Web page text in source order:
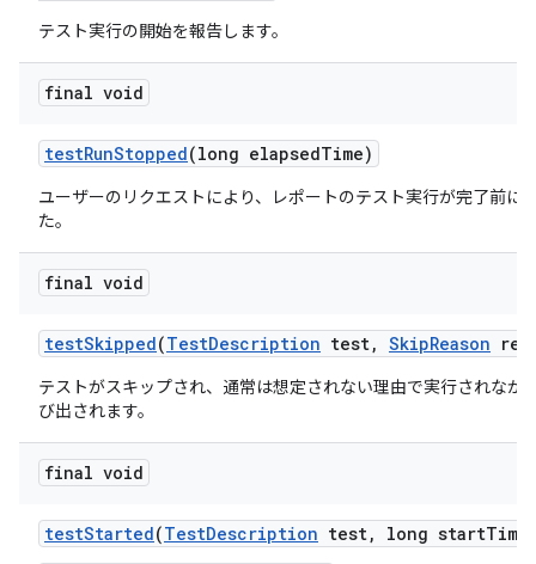
テスト実行の開始を報告します。
final void
testRunStopped(long elapsedTime)
ユーザーのリクエストにより、レポートのテスト実行が完了前に
た。
final void
testSkipped(TestDescription test, SkipReason
テストがスキップされ、通常は想定されない理由で実行されなか
び出されます。
final void
testStarted(TestDescription test, long start